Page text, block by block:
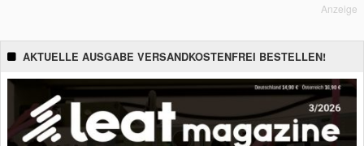
Anzeige
AKTUELLE AUSGABE VERSANDKOSTENFREI BESTELLEN!